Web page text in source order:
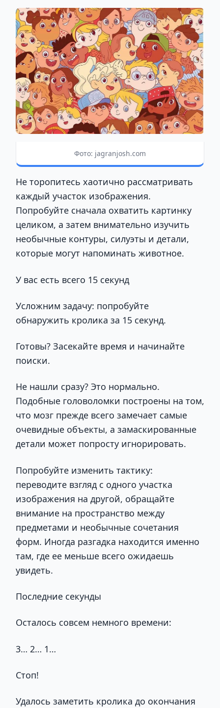
Фото: jagranjosh.com
Не торопитесь хаотично рассматривать
каждый участок изображения.
Попробуйте сначала охватить картинку
целиком, а затем внимательно изучить
необычные контуры, силуэты и детали,
которые могут напоминать животное.
У вас есть всего 15 секунд
Усложним задачу: попробуйте
обнаружить кролика за 15 секунд.
Готовы? Засекайте время и начинайте
поиски.
Не нашли сразу? Это нормально.
Подобные головоломки построены на том,
что мозг прежде всего замечает самые
очевидные объекты, а замаскированные
детали может попросту игнорировать.
Попробуйте изменить тактику:
переводите взгляд с одного участка
изображения на другой, обращайте
внимание на пространство между
предметами и необычные сочетания
форм. Иногда разгадка находится именно
там, где ее меньше всего ожидаешь
увидеть.
Последние секунды
Осталось совсем немного времени:
3… 2… 1…
Стоп!
Удалось заметить кролика до окончания